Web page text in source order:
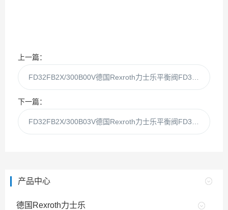
上一篇：
下一篇：
产品中心
德国Rexroth力士乐